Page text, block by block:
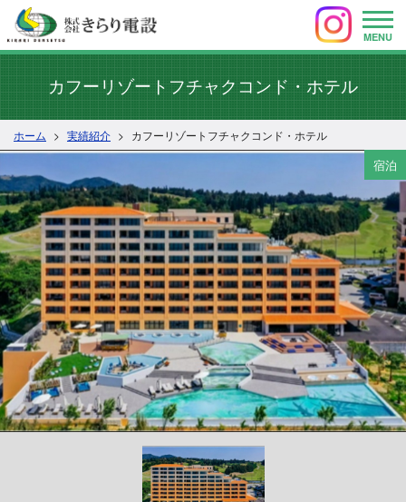
MENU
カフーリゾートフチャクコンド・ホテル
ホーム 実績紹介 カフーリゾートフチャクコンド・ホテル
宿泊